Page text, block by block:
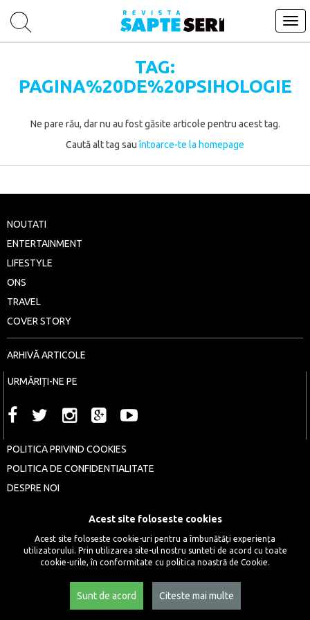
TAG:
PAGINA%20DE%20PSIHOLOGIE
Ne pare rău, dar nu au fost găsite articole pentru acest tag.
Caută alt tag sauîntoarce-te la homepage
NOUTATI
ENTERTAINMENT
LIFESTYLE
ONS
TRAVEL
COVER STORY
ARHIVĂ ARTICOLE
URMĂRIȚI-NE PE
POLITICA PRIVIND COOKIES
POLITICA DE CONFIDENTIALITATE
DESPRE NOI
COPYRIGHT © 2016 - 2026 ȘAPTE SERI
Acest site foloseste cookies
Acest site foloseste cookie-uri pentru a îmbunătăți experiența
utilizatorului. Prin utilizarea site-ul nostru sunteti de acord cu toate
cookie-urile, în conformitate cu politica noastră de Cookie.
Sunt de acord Citeste mai multe